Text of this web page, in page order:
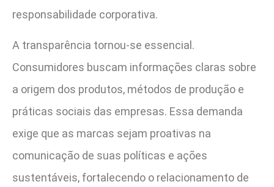
responsabilidade corporativa.
A transparência tornou-se essencial.
Consumidores buscam informações claras sobre
a origem dos produtos, métodos de produção e
práticas sociais das empresas. Essa demanda
exige que as marcas sejam proativas na
comunicação de suas políticas e ações
sustentáveis, fortalecendo o relacionamento de